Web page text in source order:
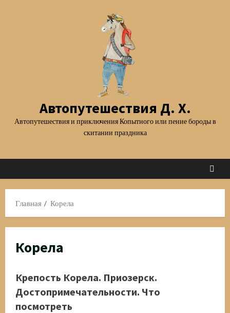
Автопутешествия Д. Х.
Автопутешествия и приключения Копытного или пение бороды в
скитании праздника
Главная Корела
Корела
Крепость Корела. Приозерск.
Достопримечательности. Что
посмотреть